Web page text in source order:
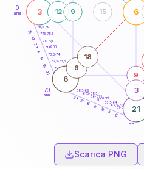
0
anni
60
70
anni
61-62,5
62,5-63,5
63,5-64
66-67,5
67,5-68,5
68,5-69
71-72,5
72,5-73,5
73,5-74
76-77,5
77,5-78,5
78,5-79
6
3
12
9
6
15
21
21
15
6
9
21
12
15
3
21
6
6 9
12
3
9 15
6
18
65anni
75anni
Scarica PNG